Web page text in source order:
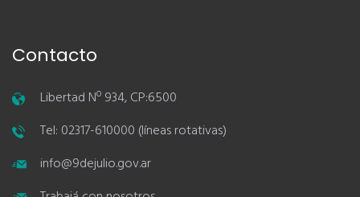
Contacto
Libertad Nº 934, CP:6500
Tel: 02317-610000 (líneas rotativas)
info@9dejulio.gov.ar